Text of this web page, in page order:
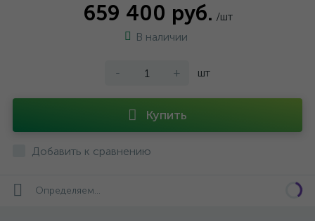
659 400 руб. /шт
В наличии
- + шт
Купить
Добавить к сравнению
Определяем...